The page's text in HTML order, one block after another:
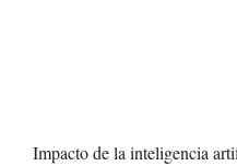
Impacto de la inteligencia